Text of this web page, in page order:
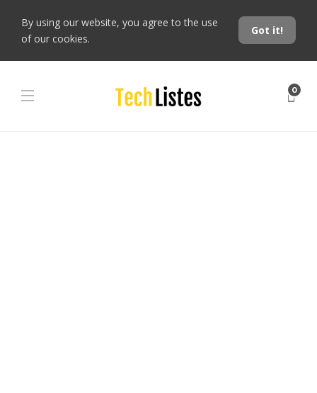
By using our website, you agree to the use
of our cookies.
Got it!
0